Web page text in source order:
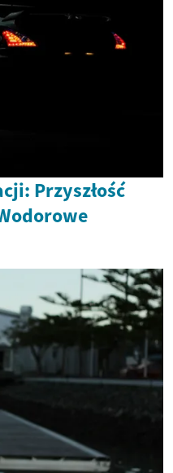
Przyszłość